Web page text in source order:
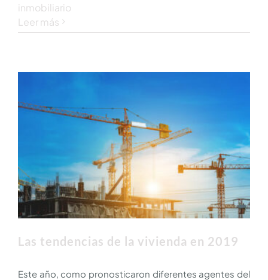
inmobiliario
Leer más
Las tendencias de la vivienda en 2019
Este año, como pronosticaron diferentes agentes del